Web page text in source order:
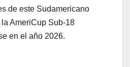
de este Sudamericano
AmeriCup Sub-18
en el año 2026.